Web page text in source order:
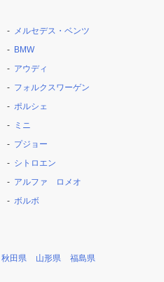
メルセデス・ベンツ
BMW
アウディ
フォルクスワーゲン
ポルシェ
ミニ
プジョー
シトロエン
アルファ ロメオ
ボルボ
秋田県 山形県 福島県